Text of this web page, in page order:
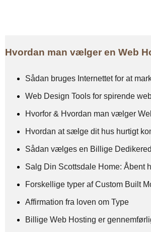
Hvordan man vælger en Web
Sådan bruges Internettet for at
Web Design Tools for spirende
Hvorfor & Hvordan man vælger
Hvordan at sælge dit hus hurtigt
Sådan vælges en Billige
Salg Din Scottsdale Home: Åbent
Forskellige typer af Custom Built
Affirmation fra loven om Type
Billige Web Hosting er